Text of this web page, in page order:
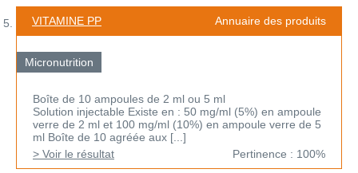
VITAMINE PP Annuaire des produits
Micronutrition
Boîte de 10 ampoules de 2 ml ou 5 ml
Solution injectable Existe en : 50 mg/ml (5%) en ampoule
verre de 2 ml et 100 mg/ml (10%) en ampoule verre de 5
ml Boîte de 10 agréée aux [...]
> Voir le résultat
Pertinence : 100%